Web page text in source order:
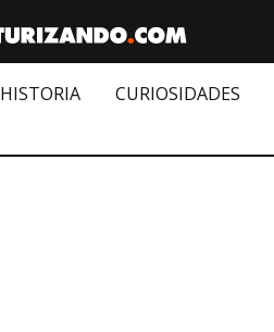
HISTORIA CURIOSIDADES